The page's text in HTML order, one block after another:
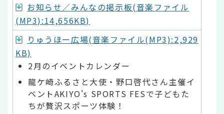
お知らせ／みんなの掲示板(音楽ファイル
(MP3):14,656KB)
りゅうほー広場(音楽ファイル(MP3):2,929
KB)
2月のイベントカレンダー
龍ケ崎ふるさと大使・野口啓代さん主催イ
ベントAKIYO's SPORTS FESで子どもた
ちが贅沢スポーツ体験！